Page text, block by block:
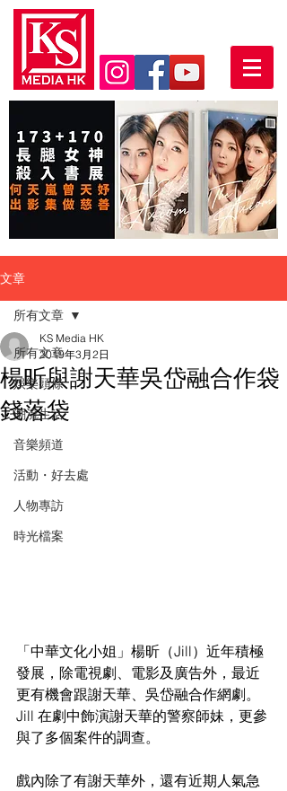
文章
所有文章
娛樂頭條
潮流生活
音樂頻道
活動・好去處
人物專訪
時光檔案
所有文章
楊昕與謝天華吳岱融合作袋
錢落袋
KS Media HK
2019年3月2日
「中華文化小姐」楊昕（Jill）近年積極
發展，除電視劇、電影及廣告外，最近
更有機會跟謝天華、吳岱融合作網劇。
Jill 在劇中飾演謝天華的警察師妹，更參
與了多個案件的調查。
戲內除了有謝天華外，還有近期人氣急